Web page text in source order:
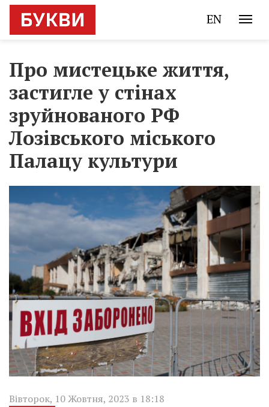
EN
Про мистецьке життя,
застигле у стінах
зруйнованого РФ
Лозівського міського
Палацу культури
Вівторок, 10 Жовтня, 2023 в 18:18